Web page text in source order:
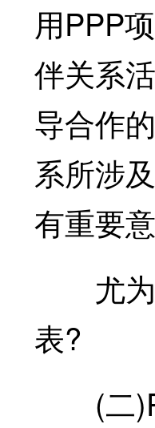
用PPP
伴关系
导合作
系所涉
有重要意
尤为
表?
(二